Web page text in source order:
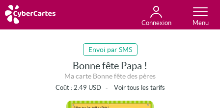
Connexion
Toutes les cartes
Envoi par SMS
Bonne fête Papa !
Ma carte Bonne fête des pères
Coût : 2.49 USD- Voir tous les tarifs